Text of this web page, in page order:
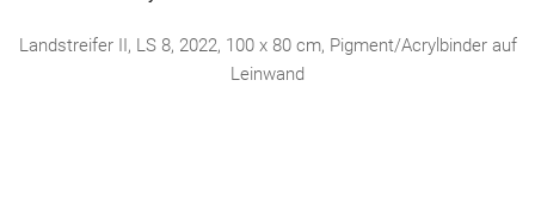
Landstreifer II, LS 8, 2022, 100 x 80 cm, Pigment/Acrylbinder auf
Leinwand